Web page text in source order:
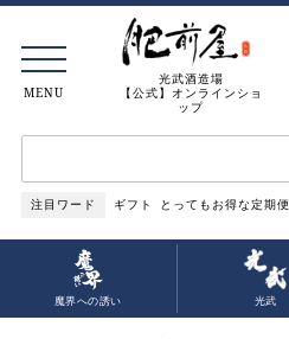
光武酒造場
【公式】オンラインショ
ップ
注目ワード ギフト とってもお得な定期便
MENU
魔界への誘い 光武